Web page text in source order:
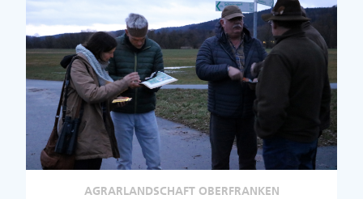
AGRARLANDSCHAFT OBERFRANKEN